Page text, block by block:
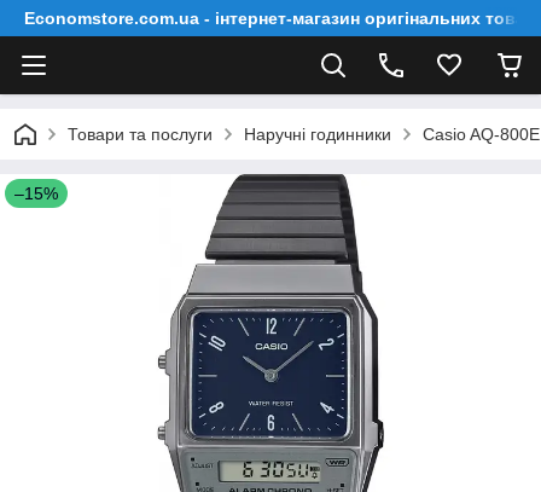
Economstore.com.ua - інтернет-магазин оригінальних
Товари та послуги Наручні годинники Casio AQ-
–15%